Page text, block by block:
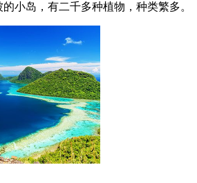
小岛，有二千多种植物，种类繁多。